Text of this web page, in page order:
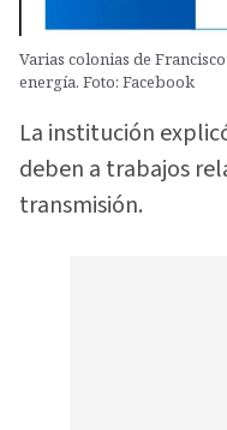
Varias colonias de
energía. Foto: Facebook
La institución
deben a trabajos
transmisión.